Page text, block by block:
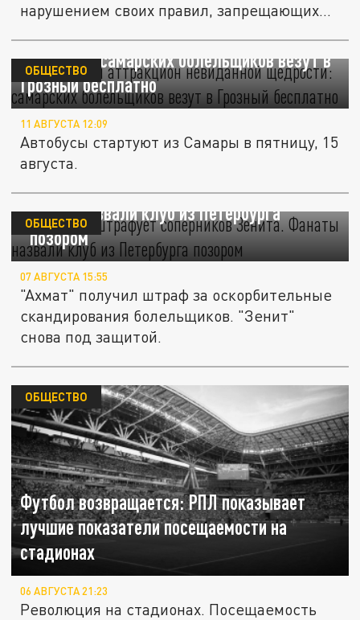
нарушением своих правил, запрещающих...
Футбольный аттракцион невиданной
щедрости: самарских болельщиков везут в
Грозный бесплатно
ОБЩЕСТВО
11 АВГУСТА 12:09
Автобусы стартуют из Самары в пятницу, 15
августа.
КДК вновь штрафует соперников "Зенита".
Фанаты назвали клуб из Петербурга
"позором"
ОБЩЕСТВО
07 АВГУСТА 15:55
"Ахмат" получил штраф за оскорбительные
скандирования болельщиков. "Зенит"
снова под защитой.
Футбол возвращается: РПЛ показывает
лучшие показатели посещаемости на
стадионах
ОБЩЕСТВО
06 АВГУСТА 21:23
Революция на стадионах. Посещаемость